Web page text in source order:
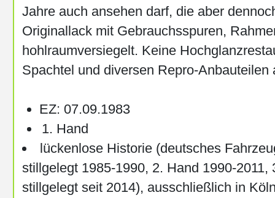
Jahre auch ansehen darf, die aber
Originallack mit Gebrauchsspuren,
hohlraumversiegelt. Keine
Spachtel und diversen Repro-Anbauteilen
EZ: 07.09.1983
Hand
lückenlose Historie (deutsches
stillgelegt 1985-1990, 2. Hand 1990-
stillgelegt seit 2014), ausschließlich in